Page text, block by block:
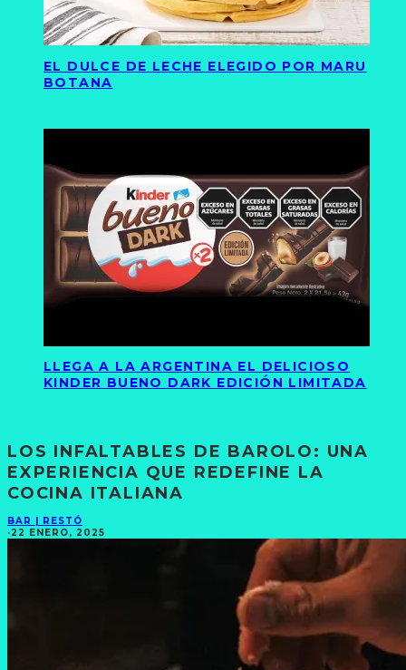
EL DULCE DE LECHE ELEGIDO POR MARU
BOTANA
LLEGA A LA ARGENTINA EL DELICIOSO
KINDER BUENO DARK EDICIÓN LIMITADA
LOS INFALTABLES DE BAROLO: UNA
EXPERIENCIA QUE REDEFINE LA
COCINA ITALIANA
BAR | RESTÓ
·22 ENERO, 2025